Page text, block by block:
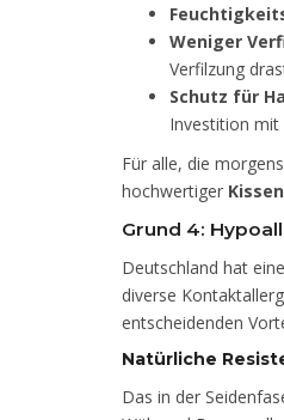
Weniger
Verfilzung
Schutz für
Investition mit
Für alle, die
hochwertiger
Grund 4:
Deutschland hat
diverse
entscheidenden
Natürliche
Das in der